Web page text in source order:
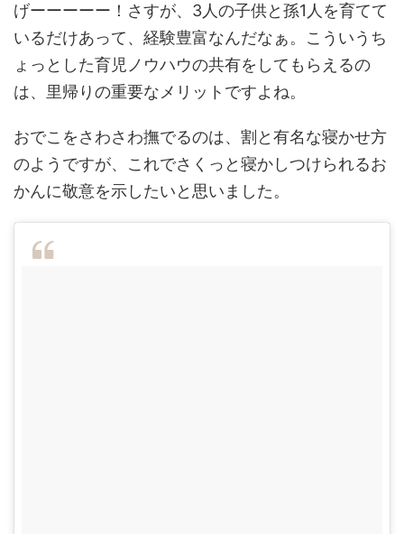
げーーーーー！さすが、3人の子供と孫1人を育てて
いるだけあって、経験豊富なんだなぁ。こういうち
ょっとした育児ノウハウの共有をしてもらえるの
は、里帰りの重要なメリットですよね。
おでこをさわさわ撫でるのは、割と有名な寝かせ方
のようですが、これでさくっと寝かしつけられるお
かんに敬意を示したいと思いました。